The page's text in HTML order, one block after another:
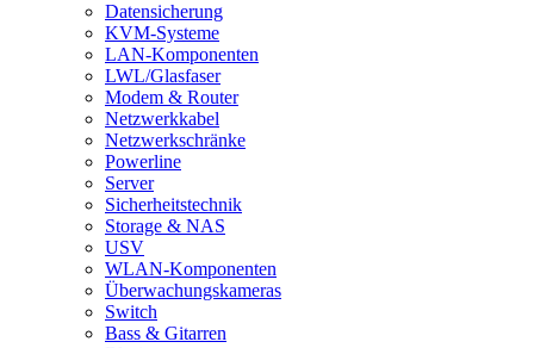
Datensicherung
KVM-Systeme
LAN-Komponenten
LWL/Glasfaser
Modem & Router
Netzwerkkabel
Netzwerkschränke
Powerline
Server
Sicherheitstechnik
Storage & NAS
USV
WLAN-Komponenten
Überwachungskameras
Switch
Bass & Gitarren